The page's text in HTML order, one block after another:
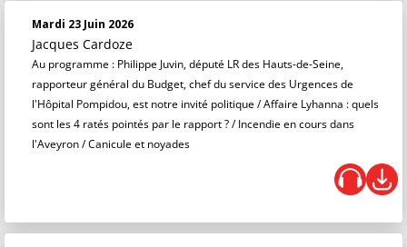
Mardi 23 Juin 2026
Jacques Cardoze
Au programme : Philippe Juvin, député LR des Hauts-de-Seine,
rapporteur général du Budget, chef du service des Urgences de
l'Hôpital Pompidou, est notre invité politique / Affaire Lyhanna : quels
sont les 4 ratés pointés par le rapport ? / Incendie en cours dans
l'Aveyron / Canicule et noyades